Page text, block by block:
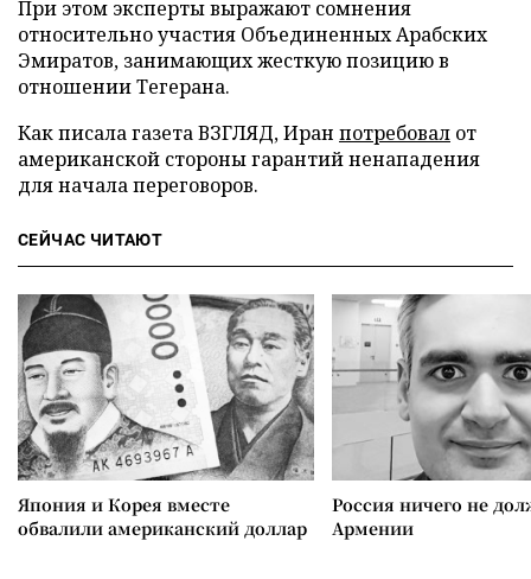
При этом эксперты выражают сомнения
относительно участия Объединенных Арабских
Эмиратов, занимающих жесткую позицию в
отношении Тегерана.
Как писала газета ВЗГЛЯД, Иран потребовал от
американской стороны гарантий ненападения
для начала переговоров.
СЕЙЧАС ЧИТАЮТ
Япония и Корея вместе
обвалили американский доллар
Россия ничего не
Армении